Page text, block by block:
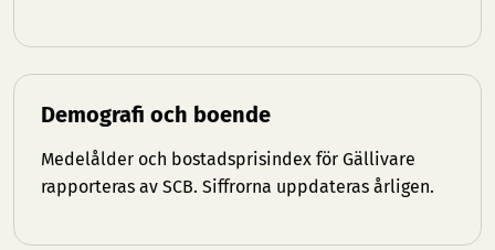
Demografi och boende
Medelålder och bostadsprisindex för Gällivare
rapporteras av SCB. Siffrorna uppdateras årligen.